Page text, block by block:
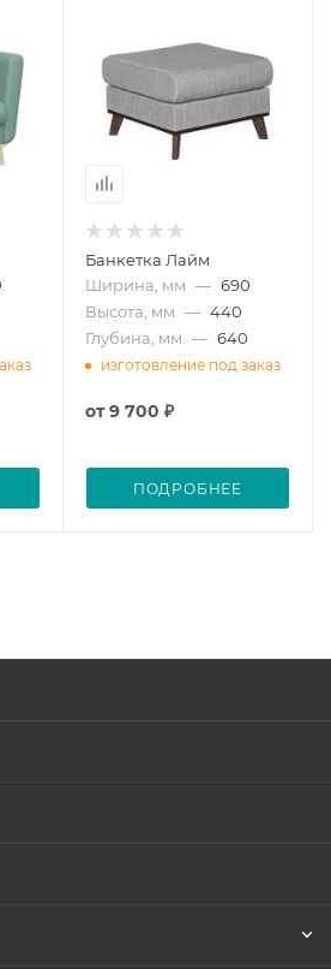
Банкетка Лайм
Ширина, мм — 690
Высота, мм — 440
Глубина, мм — 640
изготовление под заказ
от9 700 ₽
ПОДРОБНЕЕ